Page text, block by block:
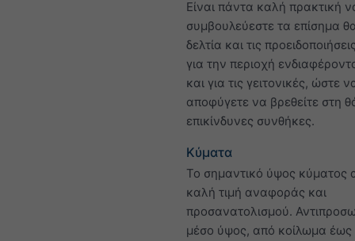
Είναι πάντα καλή πρακτική
συμβουλεύεστε τα επίσημα
δελτία και τις
για την περιοχή
και για τις γειτονικές, ώστε
αποφύγετε να βρεθείτε στη
επικίνδυνες συνθήκες.
Κύματα
Το σημαντικό ύψος κύματος
καλή τιμή αναφοράς και
προσανατολισμού.
μέσο ύψος, από κοίλωμα